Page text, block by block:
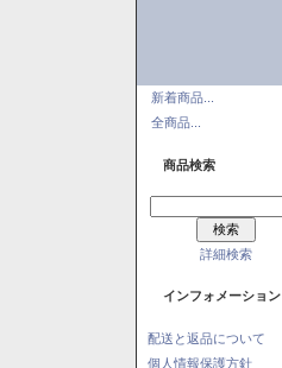
新着商品...
全商品...
商品検索
詳細検索
インフォメーション
配送と返品について
個人情報保護方針